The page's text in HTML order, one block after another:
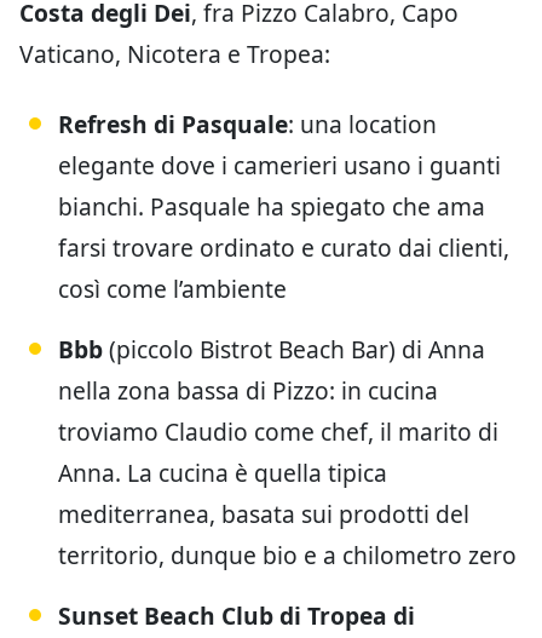
Costa degli Dei, fra Pizzo Calabro, Capo
Vaticano, Nicotera e Tropea:
Refresh di Pasquale: una location
elegante dove i camerieri usano i guanti
bianchi. Pasquale ha spiegato che ama
farsi trovare ordinato e curato dai clienti,
così come l’ambiente
Bbb(piccolo Bistrot Beach Bar) di Anna
nella zona bassa di Pizzo: in cucina
troviamo Claudio come chef, il marito di
Anna. La cucina è quella tipica
mediterranea, basata sui prodotti del
territorio, dunque bio e a chilometro zero
Sunset Beach Club di Tropea di